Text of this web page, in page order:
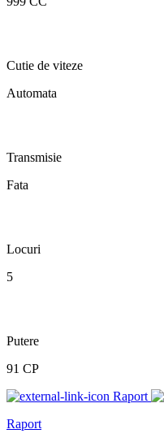
Cutie de viteze
Automata
Transmisie
Fata
Locuri
5
Putere
91 CP
Raport
Raport